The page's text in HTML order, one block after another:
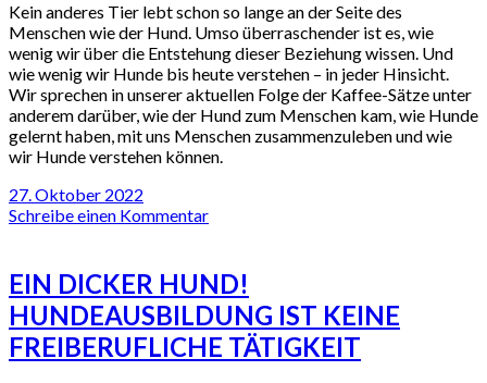
Kein anderes Tier lebt schon so lange an der Seite des
Menschen wie der Hund. Umso überraschender ist es, wie
wenig wir über die Entstehung dieser Beziehung wissen. Und
wie wenig wir Hunde bis heute verstehen – in jeder Hinsicht.
Wir sprechen in unserer aktuellen Folge der Kaffee-Sätze unter
anderem darüber, wie der Hund zum Menschen kam, wie Hunde
gelernt haben, mit uns Menschen zusammenzuleben und wie
wir Hunde verstehen können.
27. Oktober 2022
Schreibe einen Kommentar
EIN DICKER HUND!
HUNDEAUSBILDUNG IST KEINE
FREIBERUFLICHE TÄTIGKEIT